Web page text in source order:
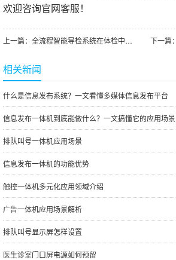
欢迎咨询官网客服！
上一篇： 全流程智能导检系统在体检中心应用介绍 下一篇：
相关新闻
什么是信息发布系统？一文看懂多媒体信息发布平台
信息发布一体机到底能做什么？一文搞懂它的应用场景
排队叫号一体机应用场景
信息发布一体机的功能优势
触控一体机多元化应用领域介绍
广告一体机应用场景解析
排队叫号显示屏怎样设置
医生诊室门口屏电源如何预留